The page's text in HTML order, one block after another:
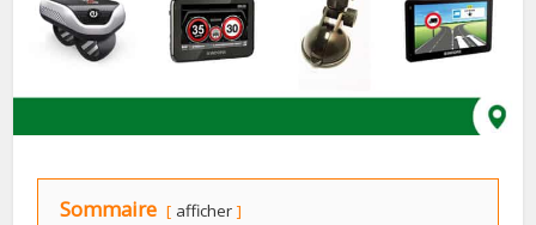
Sommaire afficher